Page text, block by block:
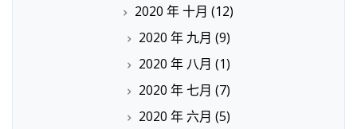
2020 年 十月 (12)
2020 年 九月 (9)
2020 年 八月 (1)
2020 年 七月 (7)
2020 年 六月 (5)